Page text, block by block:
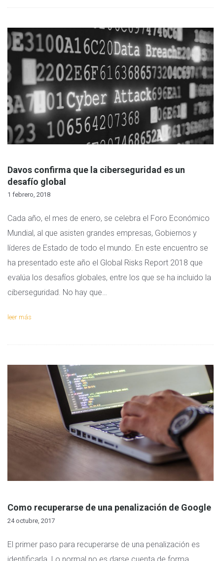
Davos confirma que la ciberseguridad es un
desafío global
1 febrero, 2018
Cada año, el mes de enero, se celebra el Foro Económico
Mundial, al que asisten grandes empresas, Gobiernos y
líderes de Estado de todo el mundo. En este encuentro se
ha presentado este año el Global Risks Report 2018 que
evalúa los desafíos globales, entre los que se ha incluido la
ciberseguridad. No hay que…
leer más
Como recuperarse de una penalización de Google
24 octubre, 2017
El primer paso para recuperarse de una penalización es
identificarla. Lo normal no es darse cuenta de forma